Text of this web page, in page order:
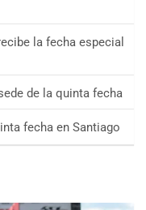
la fecha especial
de la quinta fecha
fecha en Santiago